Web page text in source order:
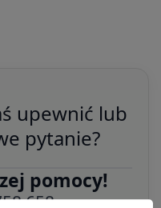
upewnić lub
pytanie?
pomocy!
658